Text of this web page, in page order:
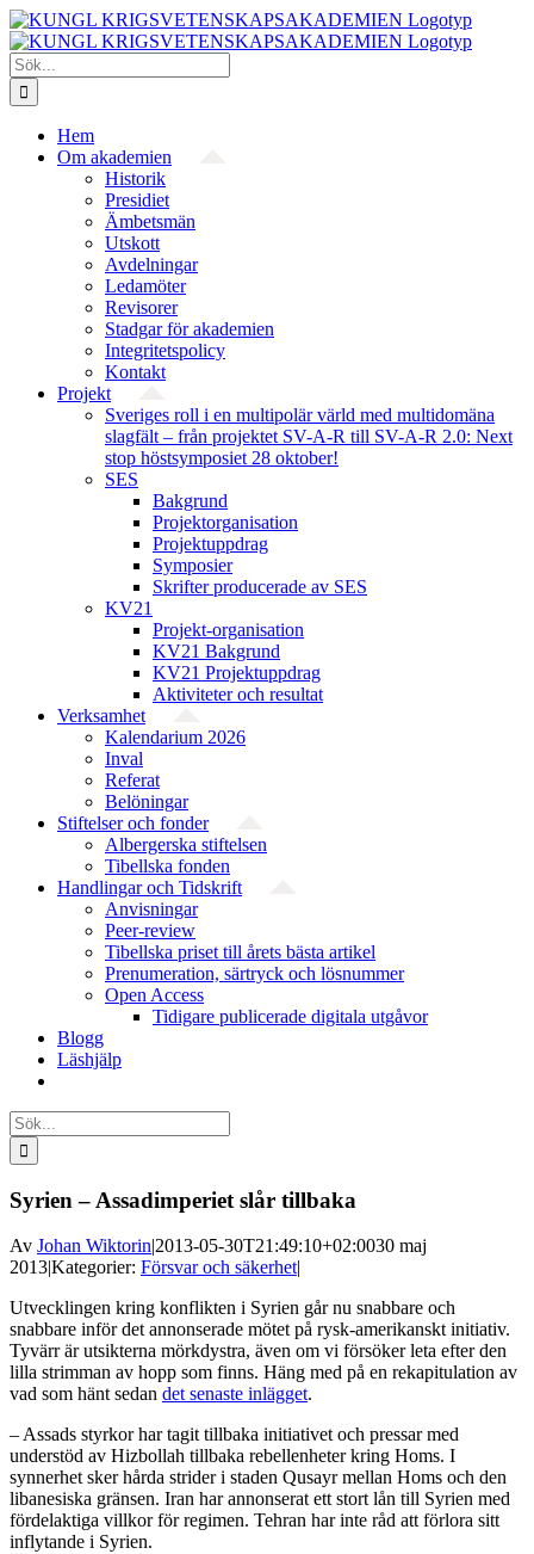
Fortsätt
till
innehållet
Sök
efter:
Hem
Om akademien
Historik
Presidiet
Ämbetsmän
Utskott
Avdelningar
Ledamöter
Revisorer
Stadgar för akademien
Integritetspolicy
Kontakt
Projekt
Sveriges roll i en multipolär värld med multidomäna
slagfält – från projektet SV-A-R till SV-A-R 2.0: Next
stop höstsymposiet 28 oktober!
SES
Bakgrund
Projekt­organisation
Projektuppdrag
Symposier
Skrifter producerade av SES
KV21
Projekt-organisation
KV21 Bakgrund
KV21 Projektuppdrag
Aktiviteter och resultat
Verksamhet
Kalendarium 2026
Inval
Referat
Belöningar
Stiftelser och fonder
Albergerska stiftelsen
Tibellska fonden
Handlingar och Tidskrift
Anvisningar
Peer-review
Tibellska priset till årets bästa artikel
Prenumeration, särtryck och lösnummer
Open Access
Tidigare publicerade digitala utgåvor
Blogg
Läshjälp
Sök
efter:
Syrien – Assadimperiet slår tillbaka
Av Johan Wiktorin|2013-05-30T21:49:10+02:0030 maj
2013|Kategorier: Försvar och säkerhet|
Utvecklingen kring konflikten i Syrien går nu snabbare och
snabbare inför det annonserade mötet på rysk-amerikanskt initiativ.
Tyvärr är utsikterna mörkdystra, även om vi försöker leta efter den
lilla strimman av hopp som finns. Häng med på en rekapitulation av
vad som hänt sedan det senaste inlägget.
– Assads styrkor har tagit tillbaka initiativet och pressar med
understöd av Hizbollah tillbaka rebellenheter kring Homs. I
synnerhet sker hårda strider i staden Qusayr mellan Homs och den
libanesiska gränsen. Iran har annonserat ett stort lån till Syrien med
fördelaktiga villkor för regimen. Tehran har inte råd att förlora sitt
inflytande i Syrien.